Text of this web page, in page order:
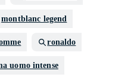
montblanc legend
ronaldo
uomo intense